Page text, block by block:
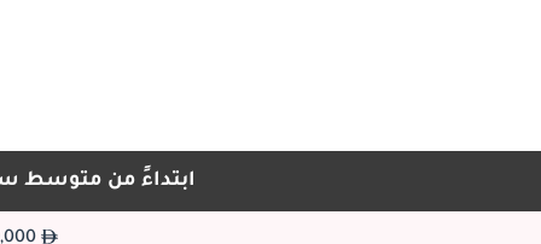
ابتداءً من متوسط